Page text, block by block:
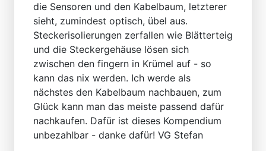
die Sensoren und den Kabelbaum, letzterer
sieht, zumindest optisch, übel aus.
Steckerisolierungen zerfallen wie Blätterteig
und die Steckergehäuse lösen sich
zwischen den fingern in Krümel auf - so
kann das nix werden. Ich werde als
nächstes den Kabelbaum nachbauen, zum
Glück kann man das meiste passend dafür
nachkaufen. Dafür ist dieses Kompendium
unbezahlbar - danke dafür! VG Stefan